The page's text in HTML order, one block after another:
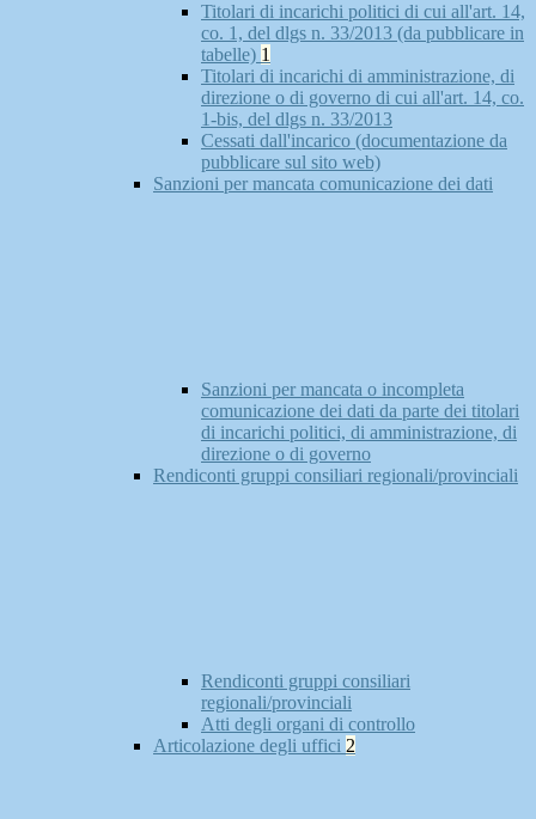
Titolari di incarichi politici di cui all'art. 14,
co. 1, del dlgs n. 33/2013 (da pubblicare in
tabelle) 1
Titolari di incarichi di amministrazione, di
direzione o di governo di cui all'art. 14, co.
1-bis, del dlgs n. 33/2013
Cessati dall'incarico (documentazione da
pubblicare sul sito web)
Sanzioni per mancata comunicazione dei dati
Sanzioni per mancata o incompleta
comunicazione dei dati da parte dei titolari
di incarichi politici, di amministrazione, di
direzione o di governo
Rendiconti gruppi consiliari regionali/provinciali
Rendiconti gruppi consiliari
regionali/provinciali
Atti degli organi di controllo
Articolazione degli uffici 2